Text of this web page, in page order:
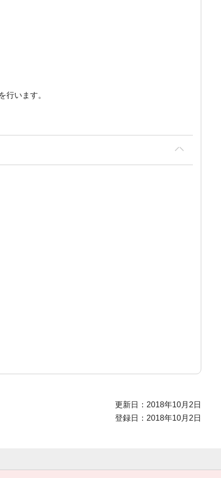
行います。
更新日：2018年10月2日
登録日：2018年10月2日